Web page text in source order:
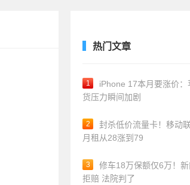
热门文章
1
iPhone 17本月要涨价
货压力瞬间加剧
2
封杀低价流量卡！移动
月租从28涨到79
3
修车18万保额仅6万！
拒赔 法院判了